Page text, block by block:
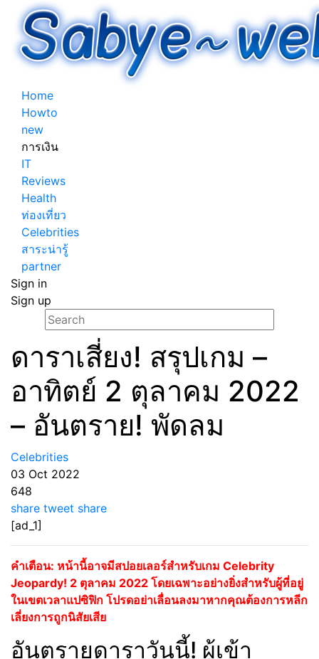
Home
Howto
new
การเงิน
IT
Reviews
Health
ท่องเที่ยว
Celebrities
สาระน่ารู้
partner
Sign in
Sign up
ดาราเสี่ยง! สรุปเกม –
อาทิตย์ 2 ตุลาคม 2022
– อันตราย! พัดลม
Celebrities
03 Oct 2022
648
share tweet share
[ad_1]
คำเตือน: หน้านี้อาจมีสปอยเลอร์สำหรับเกม Celebrity
Jeopardy! 2 ตุลาคม 2022 โดยเฉพาะอย่างยิ่งสำหรับผู้ที่อยู่
ในเขตเวลาแปซิฟิก โปรดอย่าเลื่อนลงมาหากคุณต้องการหลีก
เลี่ยงการถูกนิสัยเสีย
อันตรายดาราวันนี้! ผู้เข้า